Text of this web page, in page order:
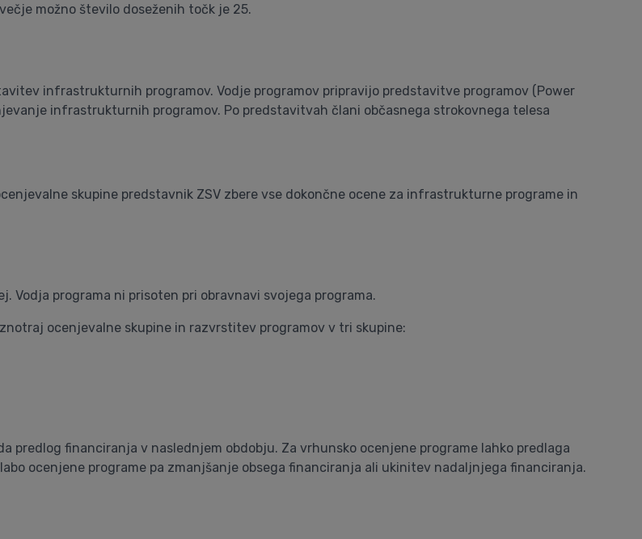
možno število doseženih točk je 25.
infrastrukturnih programov. Vodje programov pripravijo predstavitve programov (Power
infrastrukturnih programov. Po predstavitvah člani občasnega strokovnega telesa
skupine predstavnik ZSV zbere vse dokončne ocene za infrastrukturne programe in
Vodja programa ni prisoten pri obravnavi svojega programa.
ocenjevalne skupine in razvrstitev programov v tri skupine:
predlog financiranja v naslednjem obdobju. Za vrhunsko ocenjene programe lahko predlaga
ocenjene programe pa zmanjšanje obsega financiranja ali ukinitev nadaljnjega financiranja.